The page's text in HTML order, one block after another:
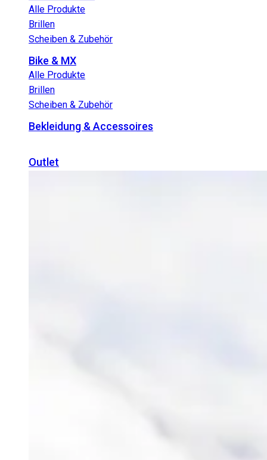
Alle Produkte
Brillen
Scheiben & Zubehör
Bike & MX
Alle Produkte
Brillen
Scheiben & Zubehör
Bekleidung & Accessoires
Outlet